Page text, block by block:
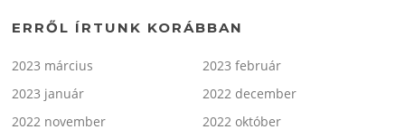
ERRŐL ÍRTUNK KORÁBBAN
2023 március
2023 február
2023 január
2022 december
2022 november
2022 október